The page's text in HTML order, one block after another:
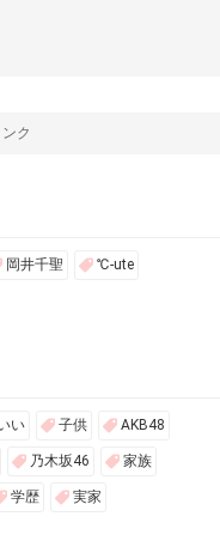
ク
岡井千聖 ℃-ute
い 子供 AKB48
乃木坂46 家族
学歴 実家